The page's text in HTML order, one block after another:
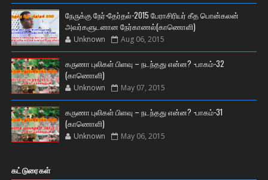
நேருக்கு நேர்-தேர்தல்-2015 பேராசிரியர் கீத பொன்கலன்
அவர்களுடனான நேர்காணல்(காணொளி)
Unknown Aug 06, 2015
கருணா புலிகள் பிளவு – நடந்தது என்ன? -பாகம்-32
(காணொளி)
Unknown May 07, 2015
கருணா புலிகள் பிளவு – நடந்தது என்ன? -பாகம்-31
(காணொளி)
Unknown May 06, 2015
கட்டுரைகள்